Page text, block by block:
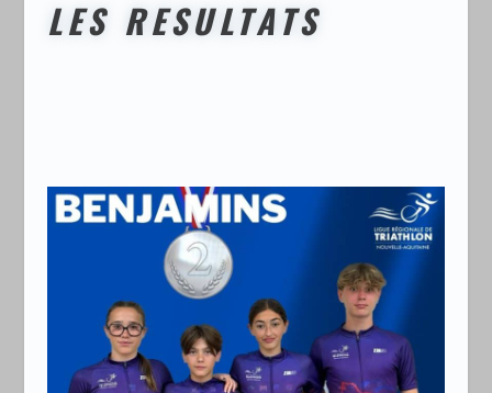
LES RESULTATS